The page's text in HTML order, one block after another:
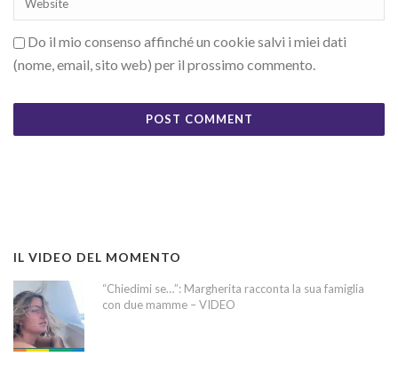
Do il mio consenso affinché un cookie salvi i miei dati
(nome, email, sito web) per il prossimo commento.
IL VIDEO DEL MOMENTO
“Chiedimi se…”: Margherita racconta la sua famiglia
con due mamme – VIDEO